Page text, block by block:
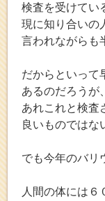
検査を受けてい
現に知り合いの
言われながらも
だからといって
あるのだろうが
あれこれと検査
良いものではな
でも今年のバリ
人間の体には６